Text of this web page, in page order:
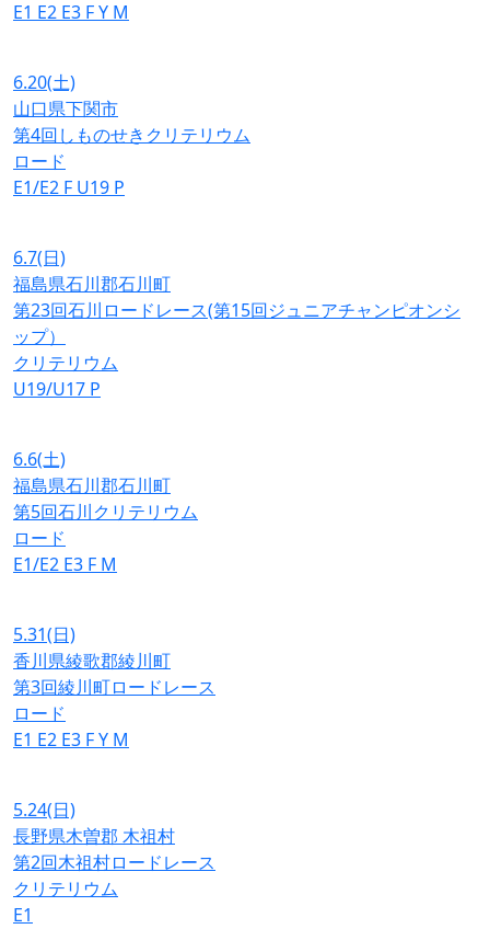
E1 E2 E3 FY M
6.20(土)
山口県下関市
第4回しものせきクリテリウム
ロード
E1/E2 F U19 P
6.7(日)
福島県石川郡石川町
第23回石川ロードレース(第15回ジュニアチャンピオンシ
ップ）
クリテリウム
U19/U17 P
6.6(土)
福島県石川郡石川町
第5回石川クリテリウム
ロード
E1/E2 E3 F M
5.31(日)
香川県綾歌郡綾川町
第3回綾川町ロードレース
ロード
E1 E2 E3 FY M
5.24(日)
長野県木曽郡 木祖村
第2回木祖村ロードレース
クリテリウム
E1